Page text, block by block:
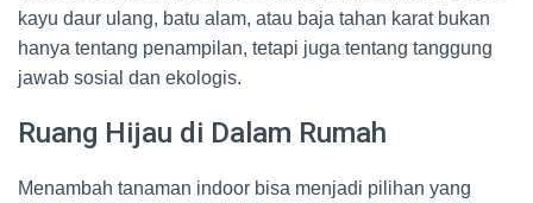
kayu daur ulang, batu alam, atau baja tahan karat bukan
hanya tentang penampilan, tetapi juga tentang tanggung
jawab sosial dan ekologis.
Ruang Hijau di Dalam Rumah
Menambah tanaman indoor bisa menjadi pilihan yang